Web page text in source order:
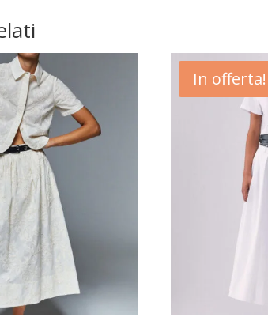
In offerta!